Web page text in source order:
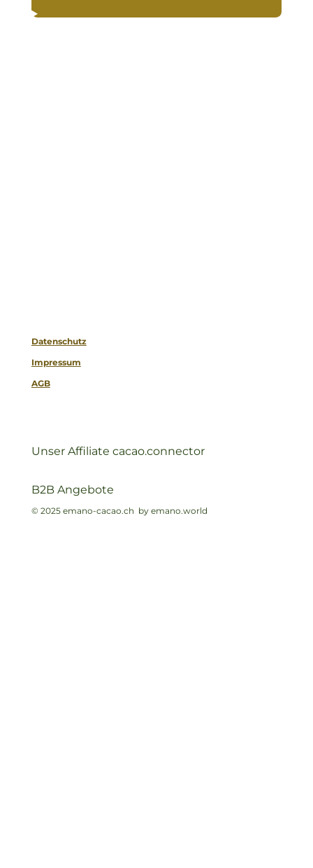
Datenschutz
Impressum
AGB
Unser Affiliate cacao.connector
B2B Angebote
© 2025 emano-cacao.ch by emano.world